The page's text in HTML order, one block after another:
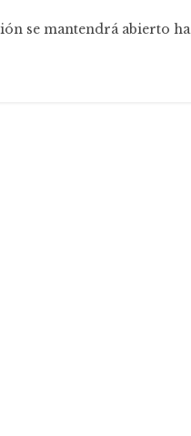
se mantendrá abierto